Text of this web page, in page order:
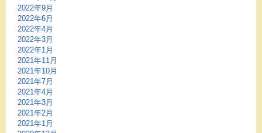
2022年9月
2022年6月
2022年4月
2022年3月
2022年1月
2021年11月
2021年10月
2021年7月
2021年4月
2021年3月
2021年2月
2021年1月